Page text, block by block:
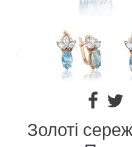
Золоті